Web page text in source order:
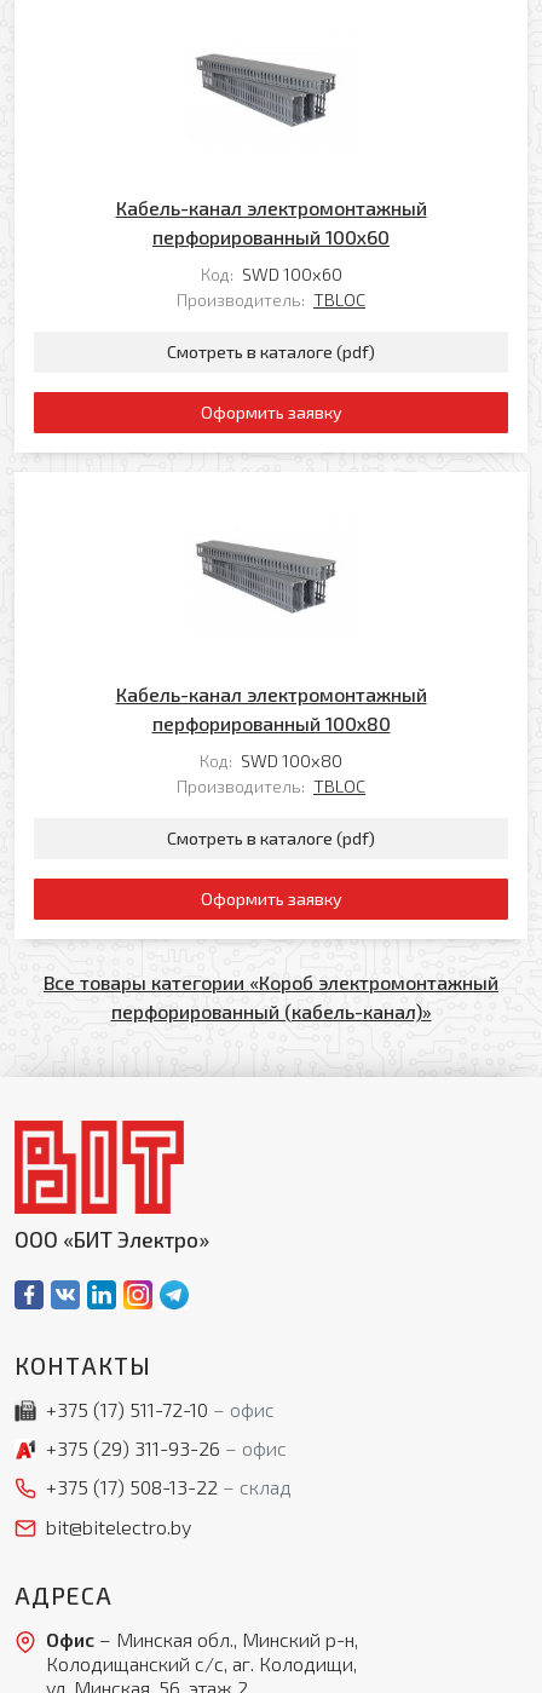
Кабель-канал электромонтажный
перфорированный 100х60
Код: SWD 100х60
Производитель: TBLOC
Смотреть в каталоге (pdf)
Оформить заявку
Кабель-канал электромонтажный
перфорированный 100х80
Код: SWD 100х80
Производитель: TBLOC
Смотреть в каталоге (pdf)
Оформить заявку
Все товары категории «Короб электромонтажный
перфорированный (кабель-канал)»
ООО «БИТ Электро»
КОНТАКТЫ
+375 (17) 511-72-10
офис
+375 (29) 311-93-26
офис
+375 (17) 508-13-22
склад
bit@bitelectro.by
АДРЕСА
Офис– Минская обл., Минский р-н,
Колодищанский с/с, аг. Колодищи,
ул. Минская, 56, этаж 2